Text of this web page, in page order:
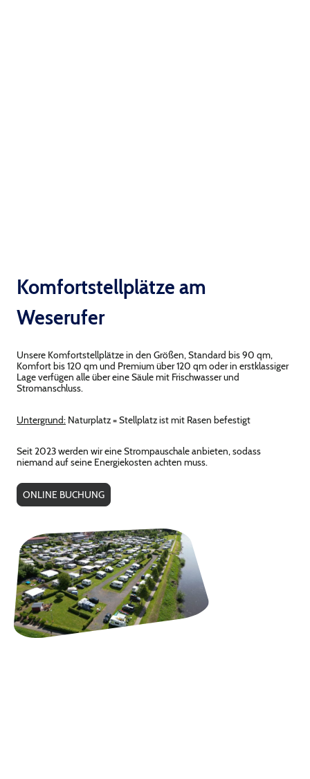
Komfortstellplätze am
Weserufer
Unsere Komfortstellplätze in den Größen, Standard bis 90 qm,
Komfort bis 120 qm und Premium über 120 qm oder in erstklassiger
Lage verfügen alle über eine Säule mit Frischwasser und
Stromanschluss.
Untergrund: Naturplatz = Stellplatz ist mit Rasen befestigt
Seit 2023 werden wir eine Strompauschale anbieten, sodass
niemand auf seine Energiekosten achten muss.
ONLINE BUCHUNG